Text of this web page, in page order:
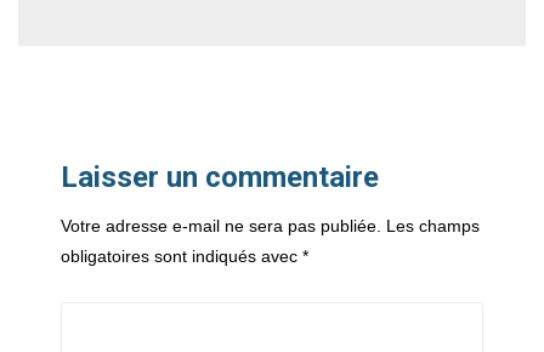
Laisser un commentaire
Votre adresse e-mail ne sera pas publiée. Les champs
obligatoires sont indiqués avec *